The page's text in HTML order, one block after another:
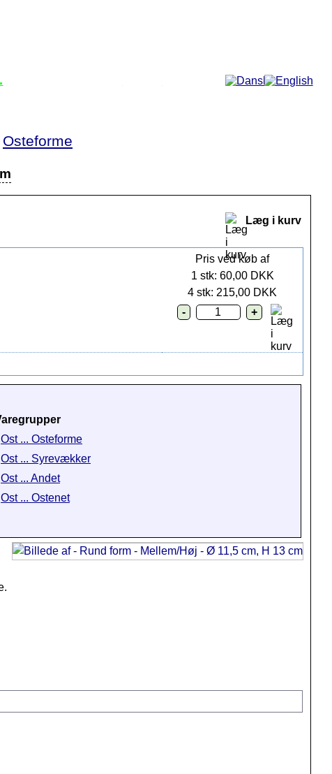
Osteforme
Læg i kurv
Pris ved køb af
1 stk: 60,00 DKK
4 stk: 215,00 DKK
Ost ... Osteforme
Ost ... Syrevækker
Ost ... Andet
Ost ... Ostenet